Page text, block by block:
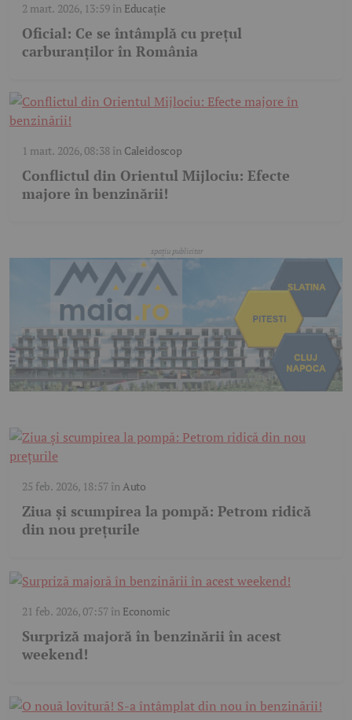
2 mart. 2026, 13:59în Educație
Oficial: Ce se întâmplă cu prețul
carburanților în România
1 mart. 2026, 08:38în Caleidoscop
Conflictul din Orientul Mijlociu: Efecte
majore în benzinării!
25 feb. 2026, 18:57în Auto
Ziua și scumpirea la pompă: Petrom ridică
din nou prețurile
21 feb. 2026, 07:57în Economic
Surpriză majoră în benzinării în acest
weekend!